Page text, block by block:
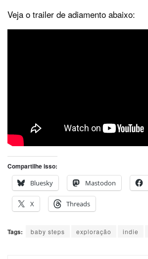
Veja o trailer de adiamento abaixo:
Compartilhe isso:
Bluesky
Mastodon
X Threads
Tags: baby steps exploração indie